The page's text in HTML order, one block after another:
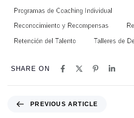
Programas de Coaching Individual
Reconocimiento y Recompensas
Retención del Talento Talleres de
SHARE ON
PREVIOUS ARTICLE